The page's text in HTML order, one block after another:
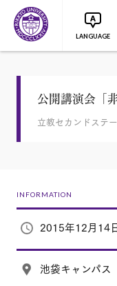
LANGUAGE
公開講演会「
立教セカンドステ
INFORMATION
2015年12月14
池袋キャンパ